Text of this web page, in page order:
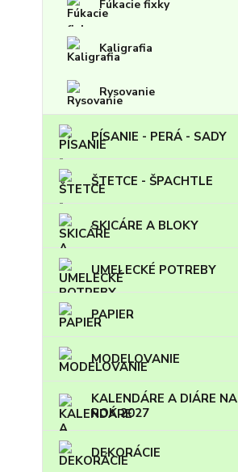
Fúkacie fixky
Kaligrafia
Rysovanie
PÍSANIE - PERÁ - SADY
ŠTETCE - ŠPACHTLE
SKICÁRE A BLOKY
UMELECKÉ POTREBY
PAPIER
MODELOVANIE
KALENDÁRE A DIÁRE NA
ROK 2027
DEKORÁCIE